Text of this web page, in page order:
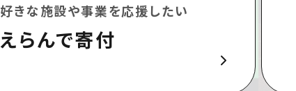
好きな施設や事業を応援したい
えらんで寄付